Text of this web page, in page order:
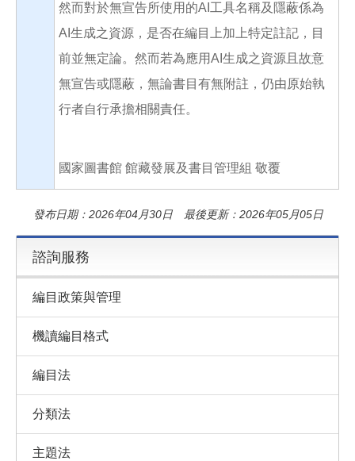
然而對於無宣告所使用的AI工具名稱及隱蔽係為
AI生成之資源，是否在編目上加上特定註記，目
前並無定論。然而若為應用AI生成之資源且故意
無宣告或隱蔽，無論書目有無附註，仍由原始執
行者自行承擔相關責任。
國家圖書館 館藏發展及書目管理組 敬覆
發布日期：2026年04月30日 最後更新：2026年05月05日
諮詢服務
編目政策與管理
機讀編目格式
編目法
分類法
主題法